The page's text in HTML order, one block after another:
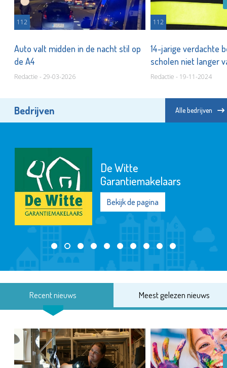
112
Auto valt midden in de nacht stil op
de A4
Redactie - 29-03-2026
112
14-jarige verdachte
scholen niet langer
Redactie - 19-11-2024
Bedrijven Alle bedrijven
De Witte
Garantiemakelaars
Bekijk de pagina
Recent nieuws Meest gelezen nieuws